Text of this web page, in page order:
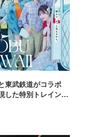
東武鉄道がコラボ
した特別トレイン＆
ウンス